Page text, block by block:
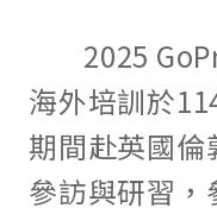
2025
海外培訓於
期間赴英國
參訪與研習